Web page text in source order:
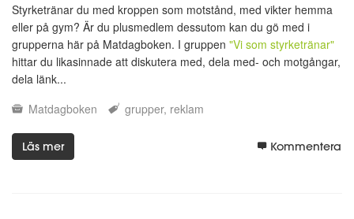
Styrketränar du med kroppen som motstånd, med vikter hemma
eller på gym? Är du plusmedlem dessutom kan du gö med i
grupperna här på Matdagboken. I gruppen "Vi som styrketränar"
hittar du likasinnade att diskutera med, dela med- och motgångar,
dela länk...
Matdagboken
grupper reklam
Läs mer Kommentera